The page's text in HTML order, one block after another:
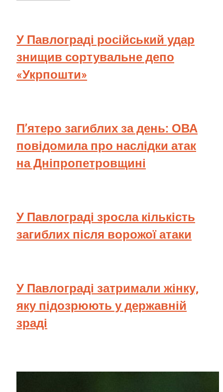
У Павлограді російський удар
знищив сортувальне депо
«Укрпошти»
П’ятеро загиблих за день: ОВА
повідомила про наслідки атак
на Дніпропетровщині
У Павлограді зросла кількість
загиблих після ворожої атаки
У Павлограді затримали жінку,
яку підозрюють у державній
зраді